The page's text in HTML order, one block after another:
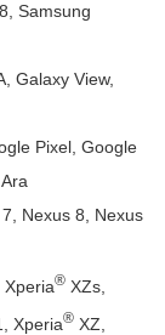
Samsung
Galaxy View,
Pixel, Google
Nexus 8, Nexus
Xperia® XZs,
Xperia® XZ,